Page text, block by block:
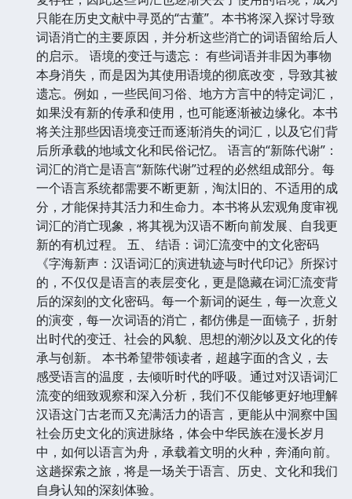
只能在历史文献中寻觅的“古董”。本书将深入探讨导致
词语消亡的主要原因，并分析这些消亡的词语留给后人
的启示。 语境的变迁与遗忘： 有些词语并非因为事物
本身消失，而是因为其使用语境的彻底改变，导致其被
遗忘。例如，一些民间习俗、地方方言中的特定词汇，
如果没有新的传承和使用，也可能逐渐被边缘化。本书
将关注那些因语境变迁而逐渐消失的词汇，以及它们背
后所承载的地域文化和民俗记忆。 语言的“新陈代谢”：
词汇的消亡是语言“新陈代谢”过程的必然组成部分。每
一个语言系统都需要不断更新，淘汰旧的、不适用的成
分，才能保持其活力和生命力。本书将从宏观角度审视
词汇的消亡现象，将其视为汉语不断向前发展、自我更
新的有机过程。 五、 结语：词汇流变中的文化密码
《字海新声：汉语词汇的演进轨迹与时代印记》所探讨
的，不仅仅是语言的表层变化，更是隐藏在词汇流变背
后的深刻的文化密码。每一个新词的诞生，每一次意义
的演变，每一次词语的消亡，都仿佛是一面镜子，折射
出时代的变迁、社会的风貌、思想的潮汐以及文化的传
承与创新。 本书希望带领读者，超越字面的含义，去
感受语言的温度，去倾听时代的呼吸。通过对汉语词汇
流变的细致观察和深入分析，我们不仅能够更好地理解
汉语这门古老而又充满活力的语言，更能从中洞察中国
社会历史文化的演进脉络，体会中华民族在漫长岁月
中，如何以语言为舟，承载着文明的火种，奔涌向前。
这趟探索之旅，将是一场关于语言、历史、文化和我们
自身认知的深刻体验。